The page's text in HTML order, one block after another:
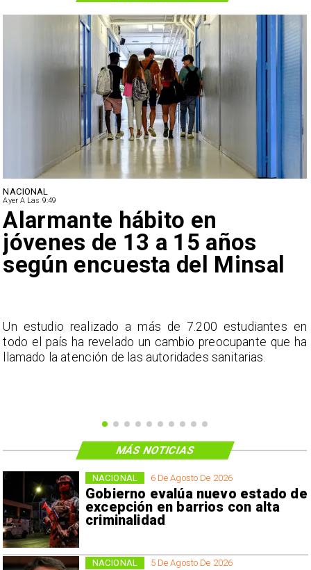
NACIONAL
Ayer A Las 9:49
Alarmante hábito en
jóvenes de 13 a 15 años
según encuesta del Minsal
Un estudio realizado a más de 7.200 estudiantes en
todo el país ha revelado un cambio preocupante que ha
llamado la atención de las autoridades sanitarias.
6 De Agosto De 2026
Gobierno evalúa nuevo estado de
excepción en barrios con alta
criminalidad
NACIONAL
5 De Agosto De 2026
NACIONAL
MÁS NOTICIAS